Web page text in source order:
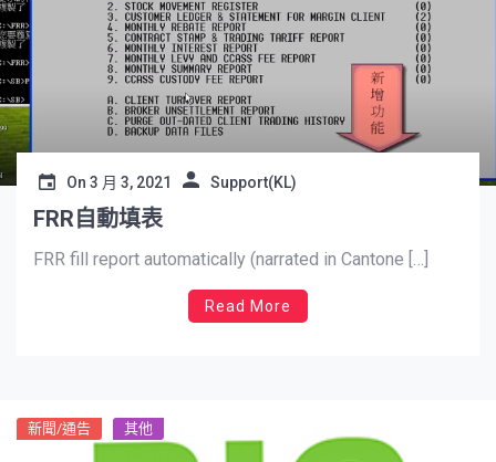
On 3 月 3, 2021 Support(KL)
FRR自動填表
FRR fill report automatically (narrated in Cantone […]
Read More
新聞/通告 其他